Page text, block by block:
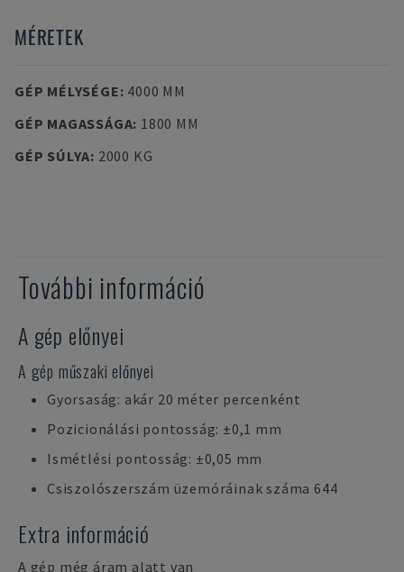
MÉRETEK
GÉP MÉLYSÉGE: 4000 MM
GÉP MAGASSÁGA: 1800 MM
GÉP SÚLYA: 2000 KG
További információ
A gép előnyei
A gép műszaki előnyei
Gyorsaság: akár 20 méter percenként
Pozicionálási pontosság: ±0,1 mm
Ismétlési pontosság: ±0,05 mm
Csiszolószerszám üzemóráinak száma 644
Extra információ
A gép még áram alatt van